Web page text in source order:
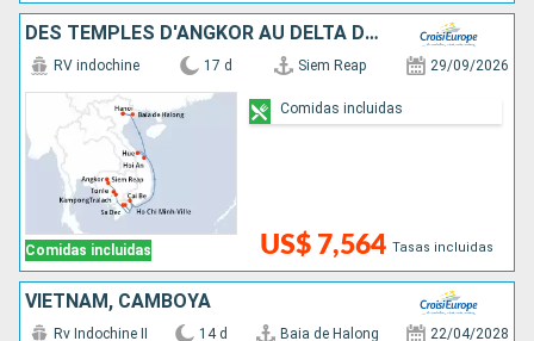
DES TEMPLES D'ANGKOR AU DELTA DU MÉKONG, LES VILLES IMPÉRIALES, HANOÏ ET LA BAIE D'ALONG
Comidas incluidas
RV indochine 17 d Siem Reap 29/09/2026
US$ 7,564 Tasas incluidas
Comidas incluidas
VIETNAM, CAMBOYA
Rv Indochine II 14 d Baia de Halong 22/04/2028